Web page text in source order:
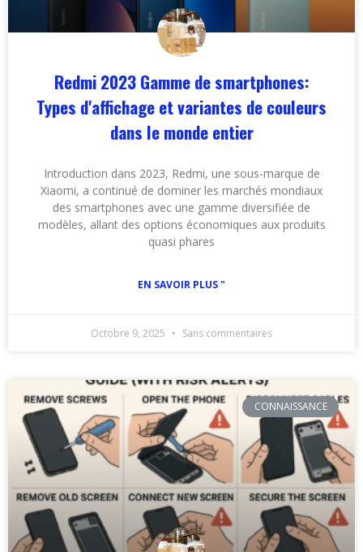
Redmi 2023 Gamme de smartphones:
Types d'affichage et variantes de couleurs
dans le monde entier
Introduction dans 2023, Redmi, une sous-marque de
Xiaomi, a continué de dominer les marchés mondiaux
des smartphones avec une gamme diversifiée de
modèles, allant des options économiques aux produits
quasi phares
EN SAVOIR PLUS "
Octobre 9, 2025 Sans commentaires
CONNAISSANCE